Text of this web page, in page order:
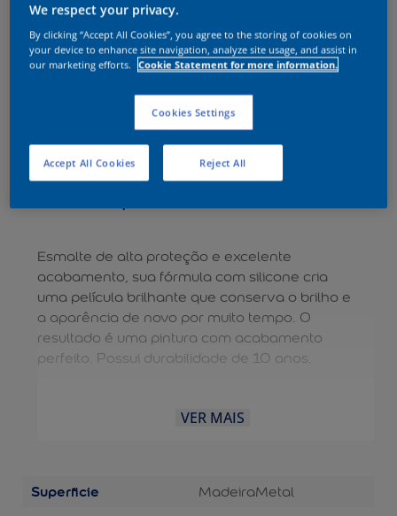
Esmalte de alta proteção e excelente
acabamento, sua fórmula com silicone cria
uma película brilhante que conserva o brilho e
a aparência de novo por muito tempo. O
resultado é uma pintura com acabamento
perfeito. Possui durabilidade de 10 anos.
VER MAIS
Superficie MadeiraMetal
We respect your privacy.
By clicking “Accept All Cookies”, you agree to the storing of cookies on
your device to enhance site navigation, analyze site usage, and assist in
our marketing efforts.
Cookie Statement for more information.
Cookies Settings
Reject All
Accept All Cookies